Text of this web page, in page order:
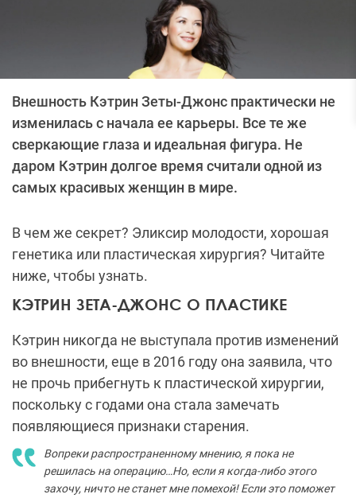
Внешность Кэтрин Зеты-Джонс практически не
изменилась с начала ее карьеры. Все те же
сверкающие глаза и идеальная фигура. Не
даром Кэтрин долгое время считали одной из
самых красивых женщин в мире.
В чем же секрет? Эликсир молодости, хорошая
генетика или пластическая хирургия? Читайте
ниже, чтобы узнать.
КЭТРИН ЗЕТА-ДЖОНС О ПЛАСТИКЕ
Кэтрин никогда не выступала против изменений
во внешности, еще в 2016 году она заявила, что
не прочь прибегнуть к пластической хирургии,
поскольку с годами она стала замечать
появляющиеся признаки старения.
Вопреки распространенному мнению, я пока не
решилась на операцию…Но, если я когда-либо этого
захочу, ничто не станет мне помехой! Если это поможет